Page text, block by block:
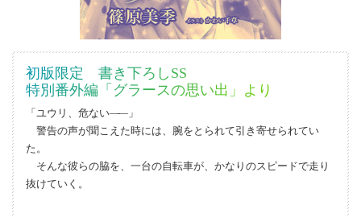
初版限定 書き下ろしSS
特別番外編「グラースの思い出」より
「ユウリ、危ない――」
警告の声が聞こえた時には、腕をとられて引き寄せられてい
た。
そんな彼らの脇を、一台の自転車が、かなりのスピードで走り
抜けていく。